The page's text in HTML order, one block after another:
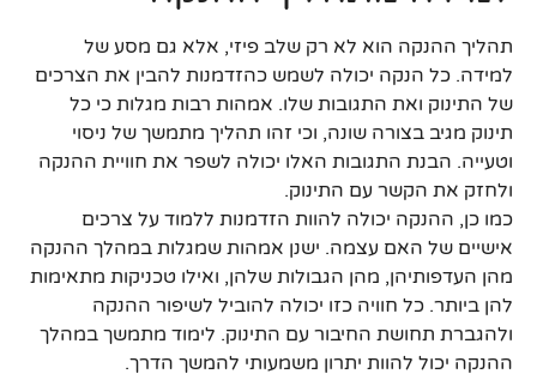
תהליך ההנקה הוא לא רק שלב פיזי, אלא גם מסע של
למידה. כל הנקה יכולה לשמש כהזדמנות להבין את הצרכים
של התינוק ואת התגובות שלו. אמהות רבות מגלות כי כל
תינוק מגיב בצורה שונה, וכי זהו תהליך מתמשך של ניסוי
וטעייה. הבנת התגובות האלו יכולה לשפר את חוויית ההנקה
ולחזק את הקשר עם התינוק.
כמו כן, ההנקה יכולה להוות הזדמנות ללמוד על צרכים
אישיים של האם עצמה. ישנן אמהות שמגלות במהלך ההנקה
מהן העדפותיהן, מהן הגבולות שלהן, ואילו טכניקות מתאימות
להן ביותר. כל חוויה כזו יכולה להוביל לשיפור ההנקה
ולהגברת תחושת החיבור עם התינוק. לימוד מתמשך במהלך
ההנקה יכול להוות יתרון משמעותי להמשך הדרך.